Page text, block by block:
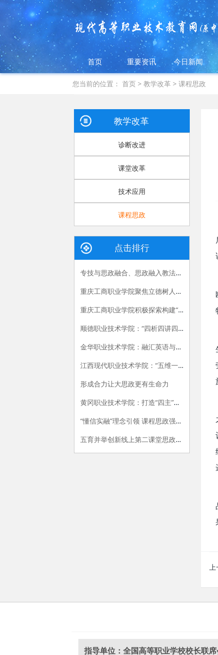
首页 重要资讯 今日新闻
您当前的位置：首页 >教学改革 >课程思政
上
教学改革
诊断改进
课堂改革
技术应用
课程思政
点击排行
专技与思政融合、思政融入教法的课程思政建设路径
重庆工商职业学院聚焦立德树人根本任务，探索“一体两翼三联动”思政课教学新模式
重庆工商职业学院积极探索构建“123”国防教育体系
顺德职业技术学院：“四析四讲四融合”创新思政课教学模式
金华职业技术学院：融汇英语与课程思政 创新育人模式
江西现代职业技术学院：“五维一体”构建“大思政”格局 推进“三全育人”
形成合力让大思政更有生命力
黄冈职业技术学院：打造“四主”协同育人体系 全面推进课程思政落地见效
“懂信实融”理念引领 课程思政强根铸魂 ——河南经贸职业学院课程思政建设体系实践探索
五育并举创新线上第二课堂思政育人模式
指导单位：全国高等职业学校校长联